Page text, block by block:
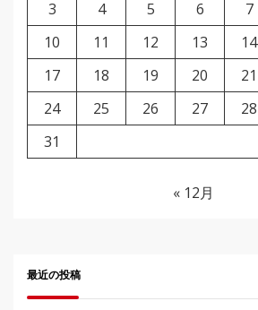
3
4 5 6 7
10
11 12 13 14
17
18 19 20 21
24
25 26 27 28
31
« 12月
最近の投稿